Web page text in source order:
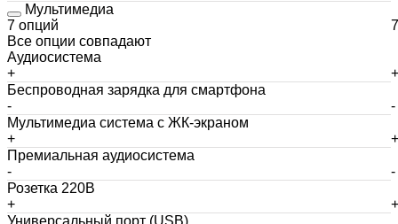
Мультимедиа
7 опций
Все опции совпадают
Аудиосистема
+
+
Беспроводная зарядка для смартфона
-
-
Мультимедиа система с ЖК-экраном
+
+
Премиальная аудиосистема
-
-
Розетка 220В
+
+